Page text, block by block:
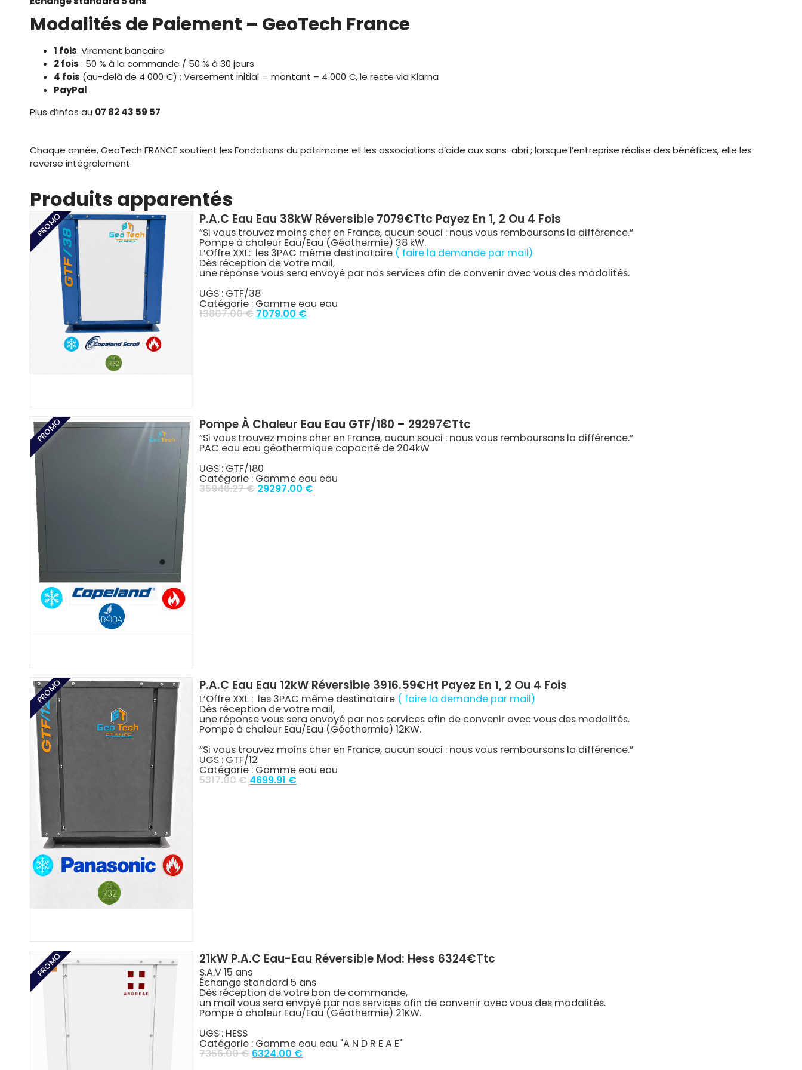
Modalités de Paiement – GeoTech France
1 fois: Virement bancaire
2 fois : 50 % à la commande / 50 % à 30 jours
4 fois (au-delà de 4 000 €) : Versement initial = montant – 4 000 €, le reste via Klarna
PayPal
Plus d’infos au 07 82 43 59 57
Chaque année, GeoTech FRANCE soutient les Fondations du patrimoine et les associations d’aide aux sans-abri ; lorsque l’entreprise réalise des bénéfices, elle les
reverse intégralement.
Produits apparentés
PROMO P.A.C Eau Eau 38kW Réversible 7079€ttc Payez En 1, 2 Ou 4 Fois
“Si vous trouvez moins cher en France, aucun souci : nous vous remboursons la différence.”
Pompe à chaleur Eau/Eau (Géothermie) 38 kW.
L’Offre XXL: les 3PAC même destinataire ( faire la demande par mail)
Dès réception de votre mail,
une réponse vous sera envoyé par nos services afin de convenir avec vous des modalités.
UGS : GTF/38
Catégorie : Gamme eau eau
13807.00€ Original
7079.00 €
PROMO Pompe À Chaleur Eau Eau GTF/180 – 29297€ttc
“Si vous trouvez moins cher en France, aucun souci : nous vous remboursons la différence.”
PAC eau eau géothermique capacité de 204kW
UGS : GTF/180
Catégorie : Gamme eau eau
35946.27€ Original
29297.00 €
PROMO P.A.C Eau Eau 12kW Réversible 3916.59€ht Payez En 1, 2 Ou 4 Fois
L’Offre XXL : les 3PAC même destinataire ( faire la demande par mail)
Dès réception de votre mail,
une réponse vous sera envoyé par nos services afin de convenir avec vous des modalités.
Pompe à chaleur Eau/Eau (Géothermie) 12KW.
“Si vous trouvez moins cher en France, aucun souci : nous vous remboursons la différence.”
UGS : GTF/12
Catégorie : Gamme eau eau
5317.00€ Original
4699.91 €
PROMO 21kW P.A.C Eau-Eau Réversible Mod: Hess 6324€ttc
S.A.V 15 ans
Échange standard 5 ans
Dès réception de votre bon de commande,
un mail vous sera envoyé par nos services afin de convenir avec vous des modalités.
Pompe à chaleur Eau/Eau (Géothermie) 21KW.
UGS : HESS
Catégorie : Gamme eau eau "A N D R E A E"
7356.00€ Original
6324.00 €